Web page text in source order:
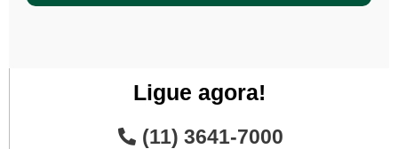
Ligue agora!
(11) 3641-7000